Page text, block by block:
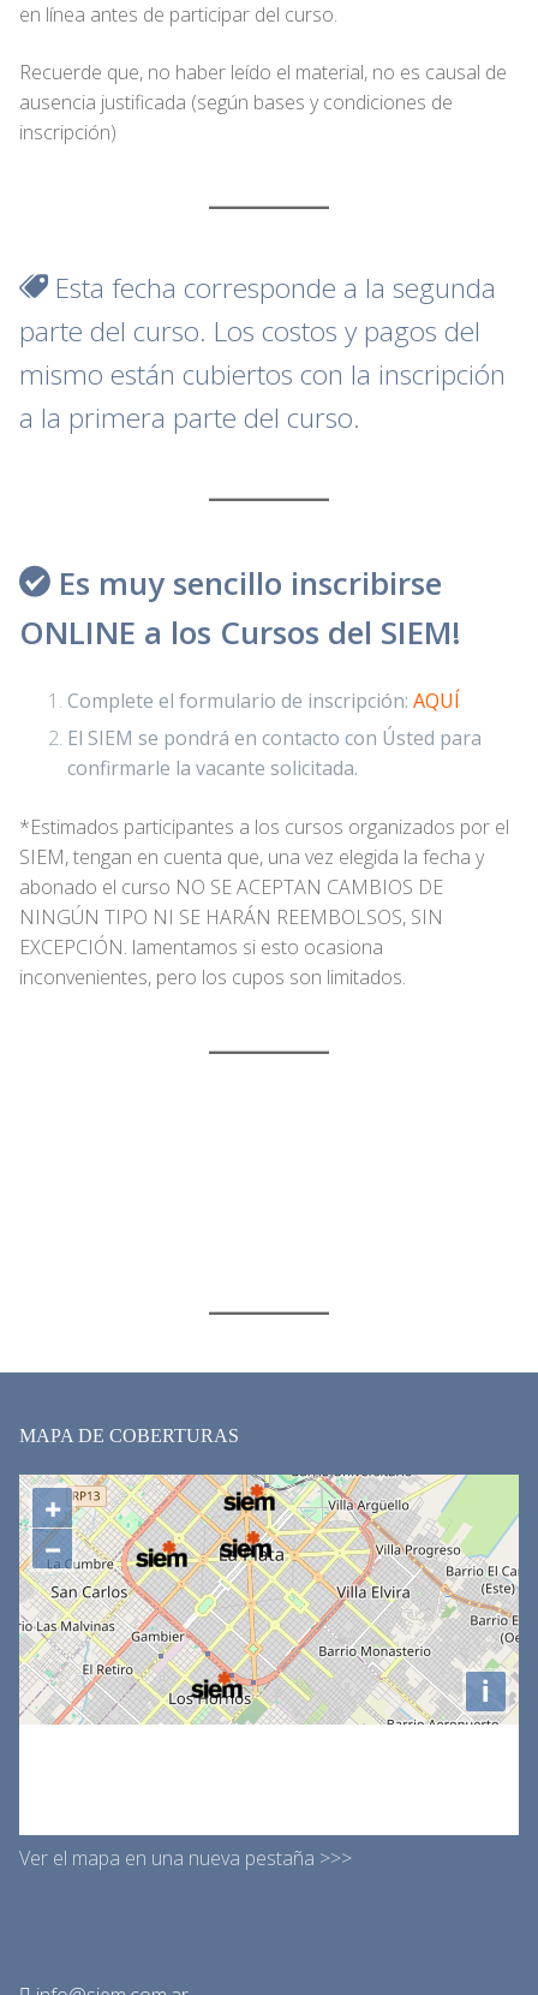
en línea antes de participar del curso.
Recuerde que, no haber leído el material, no es causal de
ausencia justificada (según bases y condiciones de
inscripción)
Esta fecha corresponde a la segunda
parte del curso. Los costos y pagos del
mismo están cubiertos con la inscripción
a la primera parte del curso.
Es muy sencillo inscribirse
ONLINE a los Cursos del SIEM!
Complete el formulario de inscripción: AQUÍ
El SIEM se pondrá en contacto con Ústed para
confirmarle la vacante solicitada.
*Estimados participantes a los cursos organizados por el
SIEM, tengan en cuenta que, una vez elegida la fecha y
abonado el curso NO SE ACEPTAN CAMBIOS DE
NINGÚN TIPO NI SE HARÁN REEMBOLSOS, SIN
EXCEPCIÓN. lamentamos si esto ocasiona
inconvenientes, pero los cupos son limitados.